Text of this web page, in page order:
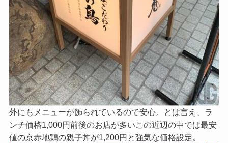
外にもメニューが飾られているので安心。とは言え、ラ
ンチ価格1,000円前後のお店が多いこの近辺の中では最安
値の京赤地鶏の親子丼が1,200円と強気な価格設定。